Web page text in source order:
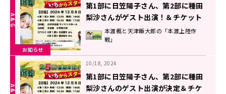
お知らせ
第1部に日笠陽子さん、第2部に種田
梨沙さんがゲスト出演！＆チケット
先行申込受付中！12月8日（日）開
催『本渡上陸作戦』番組単独イベン
陸作戦」】
本渡楓と天津飯大郎の「本渡上陸作
戦」
10/18, 2024
第1部に日笠陽子さん、第2部に種田
梨沙さんのゲスト出演が決定＆チケ